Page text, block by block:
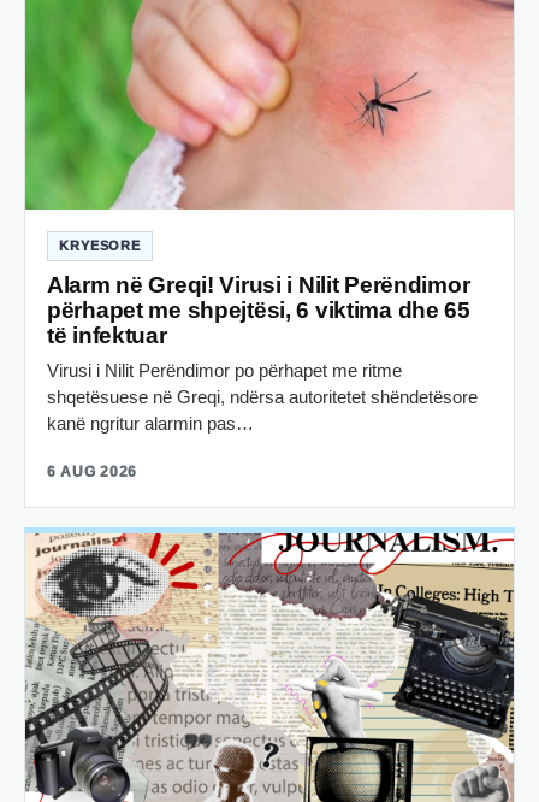
KRYESORE
Alarm në Greqi! Virusi i Nilit Perëndimor
përhapet me shpejtësi, 6 viktima dhe 65
të infektuar
Virusi i Nilit Perëndimor po përhapet me ritme
shqetësuese në Greqi, ndërsa autoritetet shëndetësore
kanë ngritur alarmin pas…
6 AUG 2026